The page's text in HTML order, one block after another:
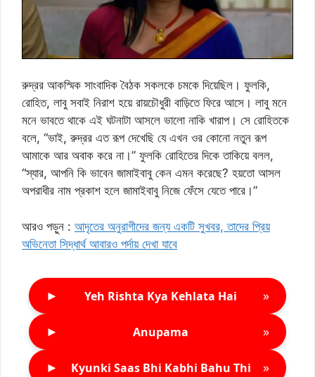
রুদ্রর আকস্মিক সাংবাদিক বৈঠক সকলকে চমকে দিয়েছিল। ফুলকি,
রোহিত, লাবু সবাই নিরাশ হয়ে রায়চৌধুরী বাড়িতে ফিরে আসে। লাবু মনে
মনে ভাবতে থাকে এই ঘটনাটা আসলে ভালো নাকি খারাপ। সে রোহিতকে
বলে, “ভাই, রুদ্রর এত রূপ দেখেছি যে এখন ওর কোনো নতুন রূপ
আমাকে আর অবাক করে না।” ফুলকি রোহিতের দিকে তাকিয়ে বলল,
“স্যার, আপনি কি ভাবেন জামাইবাবু কেন এমন করেছে? হয়তো আসল
অপরাধীর নাম প্রকাশ হলে জামাইবাবু নিজে ফেঁসে যেতে পারে।”
আরও পড়ুন : আদৃতের অনুরাগীদের জন্য একটি সুখবর, তাদের প্রিয়
অভিনেতা সিদ্ধার্থ আবারও পর্দায় দেখা যাবে
► Yeh Rishta Kya Kehlata Hai »
► Anupama »
► Kyunki Saas Bhi Kabhi Bahu Thi »